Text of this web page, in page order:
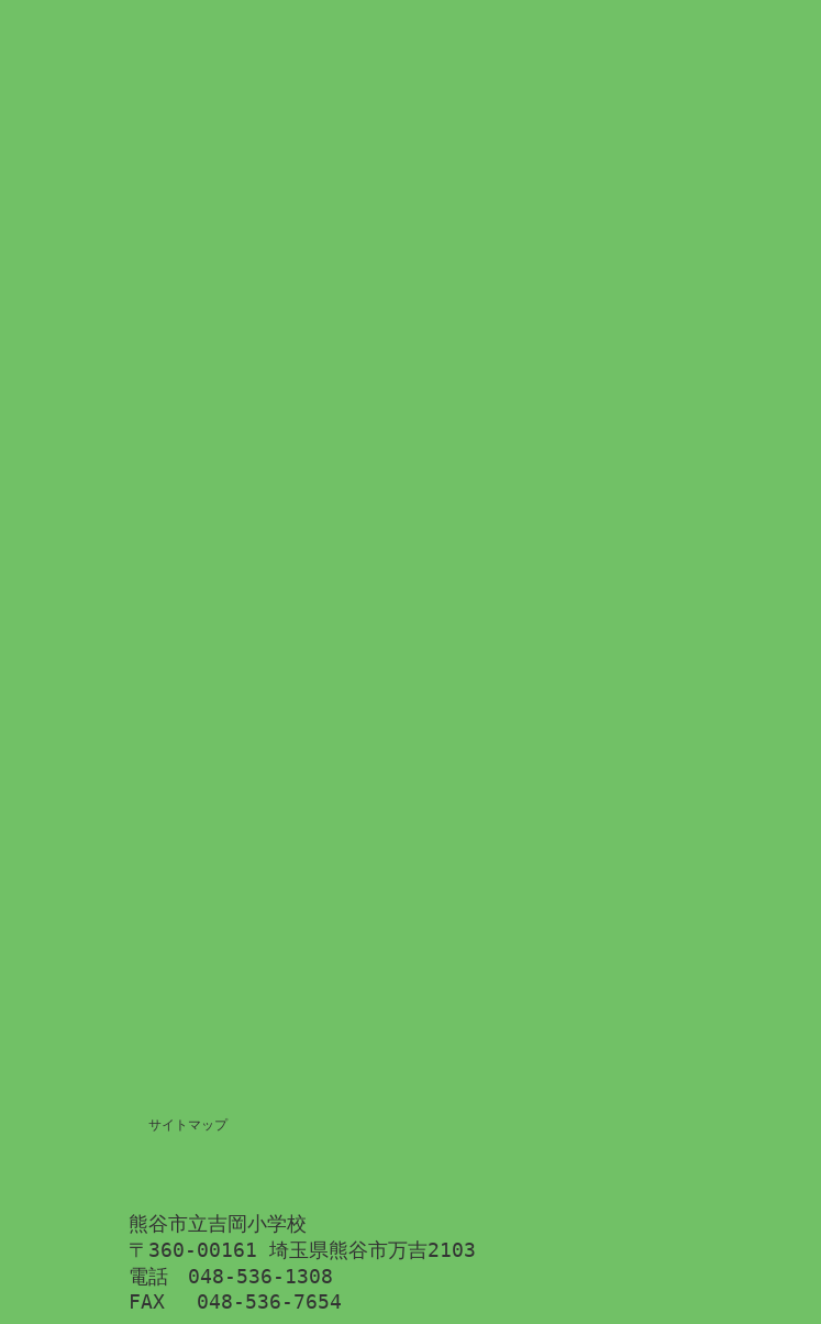
サイトマップ
熊谷市立吉岡小学校
〒360-00161 埼玉県熊谷市万吉2103
電話　048-536-1308
FAX 　048-536-7654